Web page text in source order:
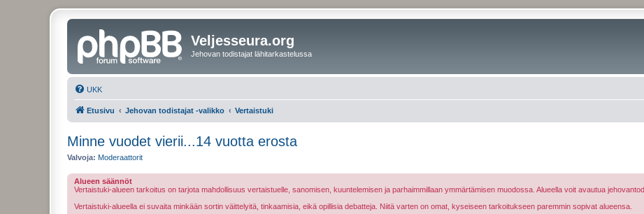
Veljesseura.org
Jehovan todistajat lähitarkastelussa
UKK
Etusivu Jehovan todistajat -valikko Vertaistuki
Minne vuodet vierii...14 vuotta erosta
Valvoja: Moderaattorit
Alueen säännöt
Vertaistuki-alueen tarkoitus on tarjota mahdollisuus vertaistuelle, sanomisen, kuuntelemisen ja parhaimmillaan ymmärtämisen muodossa. Alueella voit avautua
Vertaistuki-alueella ei suvaita minkään sortin väittelyitä, tinkaamisia, eikä opillisia debatteja. Niitä varten on omat, kyseiseen tarkoitukseen paremmin sopivat alueensa.